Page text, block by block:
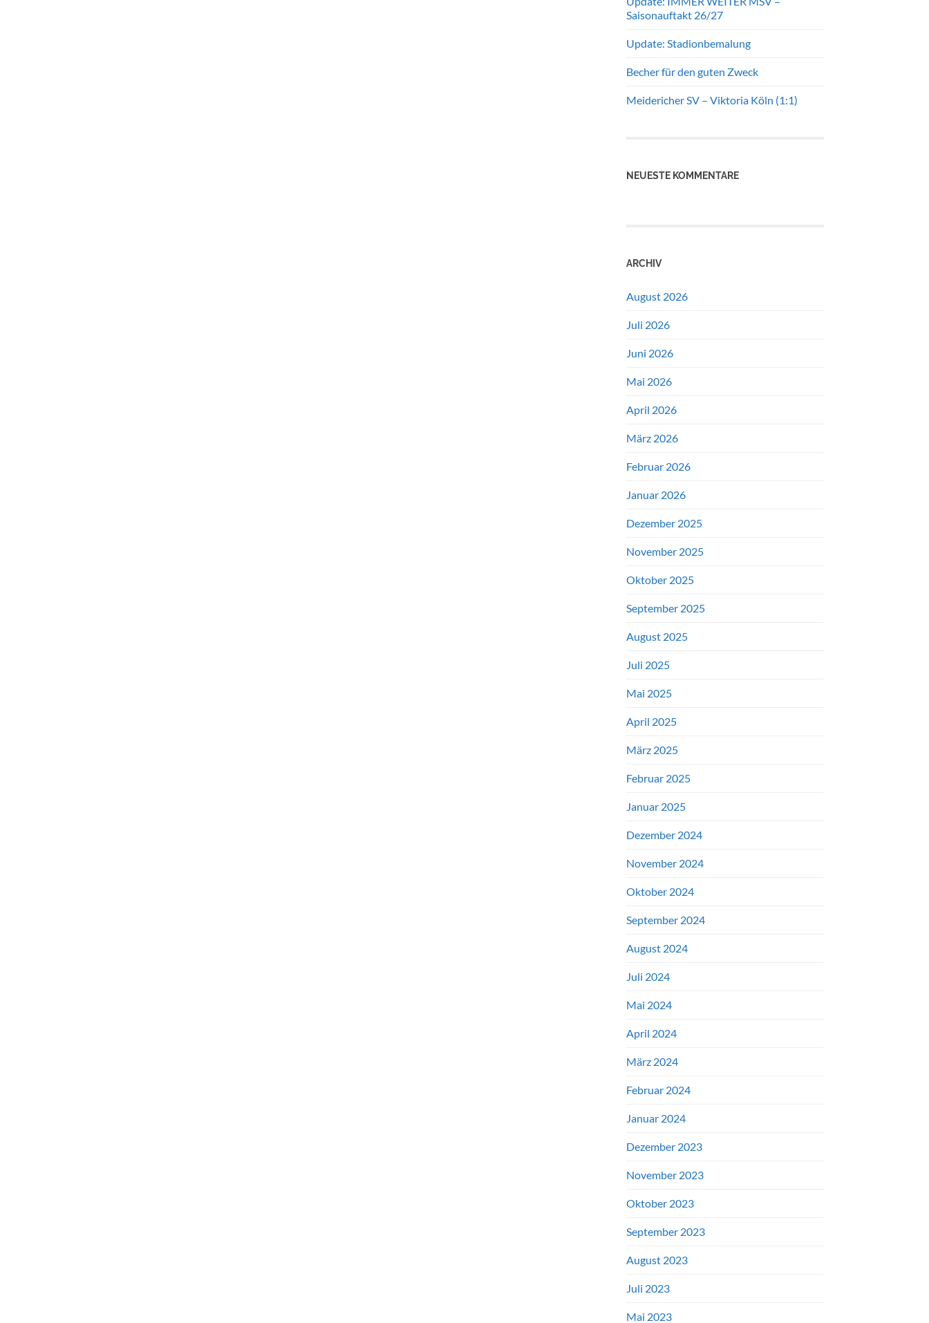
Saisonauftakt 26/27
Update: Stadionbemalung
Becher für den guten Zweck
Meidericher SV – Viktoria Köln (1:1)
NEUESTE KOMMENTARE
ARCHIV
August 2026
Juli 2026
Juni 2026
Mai 2026
April 2026
März 2026
Februar 2026
Januar 2026
Dezember 2025
November 2025
Oktober 2025
September 2025
August 2025
Juli 2025
Mai 2025
April 2025
März 2025
Februar 2025
Januar 2025
Dezember 2024
November 2024
Oktober 2024
September 2024
August 2024
Juli 2024
Mai 2024
April 2024
März 2024
Februar 2024
Januar 2024
Dezember 2023
November 2023
Oktober 2023
September 2023
August 2023
Juli 2023
Mai 2023